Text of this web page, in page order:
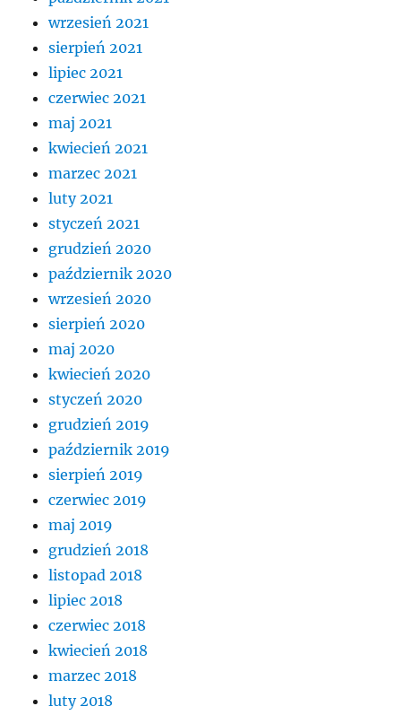
wrzesień 2021
sierpień 2021
lipiec 2021
czerwiec 2021
maj 2021
kwiecień 2021
marzec 2021
luty 2021
styczeń 2021
grudzień 2020
październik 2020
wrzesień 2020
sierpień 2020
maj 2020
kwiecień 2020
styczeń 2020
grudzień 2019
październik 2019
sierpień 2019
czerwiec 2019
maj 2019
grudzień 2018
listopad 2018
lipiec 2018
czerwiec 2018
kwiecień 2018
marzec 2018
luty 2018